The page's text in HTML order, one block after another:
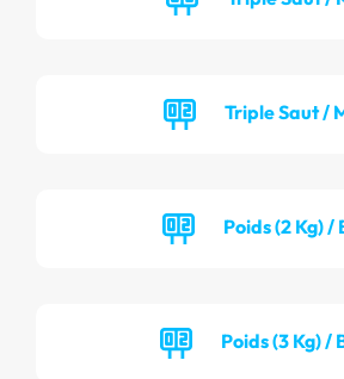
Triple Saut /
Poids (2 Kg) /
Poids (3 Kg) /